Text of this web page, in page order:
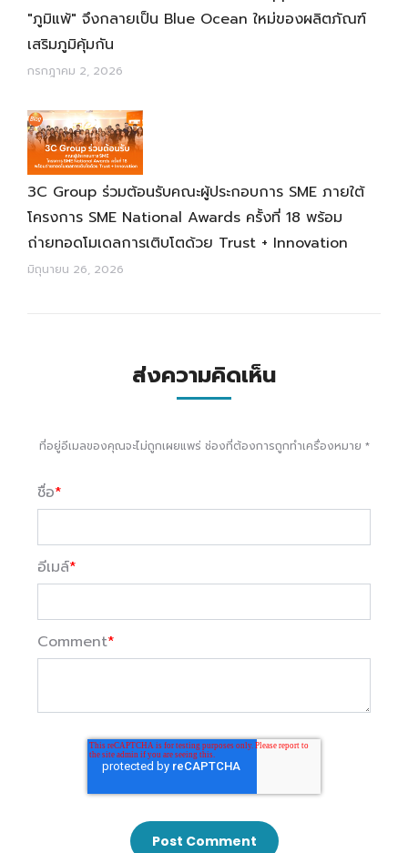
"ภูมิแพ้" จึงกลายเป็น Blue Ocean ใหม่ของผลิตภัณฑ์
เสริมภูมิคุ้มกัน
กรกฎาคม 2, 2026
3C Group ร่วมต้อนรับคณะผู้ประกอบการ SME ภายใต้
โครงการ SME National Awards ครั้งที่ 18 พร้อม
ถ่ายทอดโมเดลการเติบโตด้วย Trust + Innovation
มิถุนายน 26, 2026
ส่งความคิดเห็น
ที่อยู่อีเมลของคุณจะไม่ถูกเผยแพร่ ช่องที่ต้องการถูกทำเครื่องหมาย *
ชื่อ*
อีเมล์*
Comment*